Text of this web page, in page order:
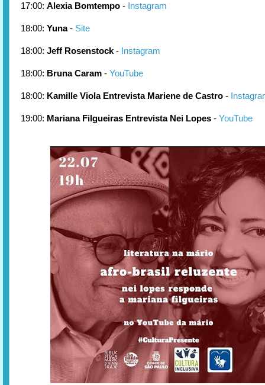
17:00: Alexia Bomtempo - Instagram
18:00: Yuna- Site
18:00: Jeff Rosenstock - Instagram
18:00: Bruna Caram - YouTube
18:00: Kamille Viola Entrevista Mariene de Castro -
19:00: Mariana Filgueiras Entrevista Nei Lopes - YouTube